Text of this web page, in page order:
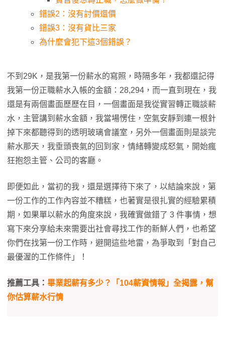
錯誤2：沒有討價還價
錯誤3：沒有貨比三家
為什麼會犯下這3個錯誤？
不到29K，是我第一份薪水的寫照，時隔多年，我都還記得
我第一份正職薪水入帳的金額：28,294，而一直到現在，我
還是有兩個畫面歷歷在目，一個畫面是我從實習轉正職談薪
水，主管講到薪水金額，我當場愣住，空氣安靜到連一根針
掉下來都聽得到的透明玻璃會議室，另外一個畫面則是談完
薪水那天，我垂頭喪氣的回到家，情緒轉變成怒氣，開始瘋
狂抱怨主管、公司的客廳。
即便如此，當初的我，還是選擇待下來了，以結論來說，第
一份工作的工作內容並不糟糕，也著實是很扎實的經驗累積
期，如果單以薪水的角度來說，我確實做錯了 3 件事情，想
寫下來分享給未來需要出社會尋找工作的新鮮人們，也希望
你們在找第一份工作時，避開這些地雷，為爭取到「對自己
最優渥的工作條件」！
推薦工具： 畢業起薪有多少？「104薪資情報」全揭露，幫
你估算薪水行情